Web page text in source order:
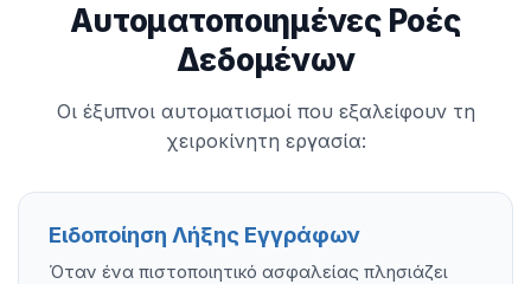
Αυτοματοποιημένες Ροές
Δεδομένων
Οι έξυπνοι αυτοματισμοί που εξαλείφουν τη
χειροκίνητη εργασία:
Ειδοποίηση Λήξης Εγγράφων
Όταν ένα πιστοποιητικό ασφαλείας πλησιάζει